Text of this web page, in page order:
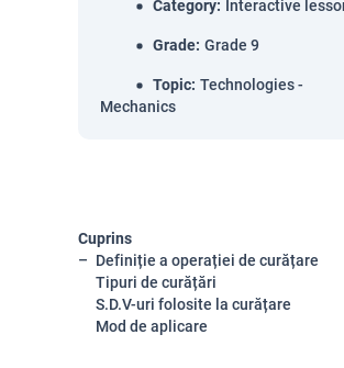
Category: Interactive
Grade: Grade 9
Topic: Technologies -
Mechanics
Cuprins
Definiție a operației de curățare
Tipuri de curățări
S.D.V-uri folosite la curățare
Mod de aplicare